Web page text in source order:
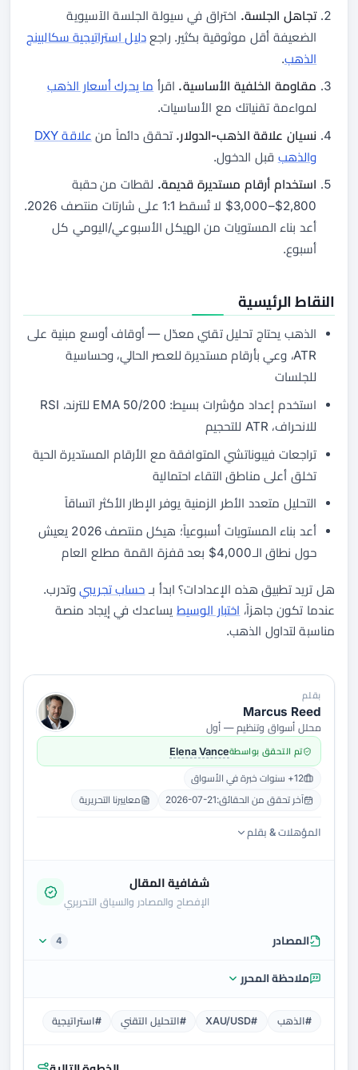
تجاهل الجلسة. اختراق في سيولة الجلسة الآسيوية
الضعيفة أقل موثوقية بكثير. راجعدليل استراتيجية سكالبينج
الذهب.
مقاومة الخلفية الأساسية. اقرأ ما يحرك أسعار الذهب
لمواءمة تقنياتك مع الأساسيات.
نسيان علاقة الذهب-الدولار. تحقق دائماً من
علاقة DXY
والذهب قبل الدخول.
استخدام أرقام مستديرة قديمة. لقطات من حقبة
2,800$–3,000$ لا تُسقط 1:1 على شارتات منتصف 2026.
أعد بناء المستويات من الهيكل الأسبوعي/اليومي كل
أسبوع.
النقاط الرئيسية
الذهب يحتاج تحليل تقني معدّل — أوقاف أوسع مبنية على
ATR، وعي بأرقام مستديرة للعصر الحالي، وحساسية
للجلسات
استخدم إعداد مؤشرات بسيط: 50/200 EMA للترند، RSI
للانحراف، ATR للتحجيم
تراجعات فيبوناتشي المتوافقة مع الأرقام المستديرة الحية
تخلق أعلى مناطق التقاء احتمالية
التحليل متعدد الأطر الزمنية يوفر الإطار الأكثر اتساقاً
أعد بناء المستويات أسبوعياً؛ هيكل منتصف 2026 يعيش
حول نطاق الـ4,000$ بعد قفزة القمة مطلع العام
هل تريد تطبيق هذه الإعدادات؟ ابدأ بـ حساب تجريبيوتدرب.
عندما تكون جاهزاً، اختبار الوسيط يساعدك في إيجاد منصة
مناسبة لتداول الذهب.
بقلم
Marcus Reed
محلل أسواق وتنظيم — أول
تم التحقق بواسطةElena Vance
12+ سنوات خبرة في الأسواق
آخر تحقق من الحقائق:2026-07-21 معاييرنا التحريرية
المؤهلات & بقلم
شفافية المقال
الإفصاح والمصادر والسياق التحريري
المصادر 4
ملاحظة المحرر
#الذهب #XAU/USD #التحليل التقني #استراتيجية